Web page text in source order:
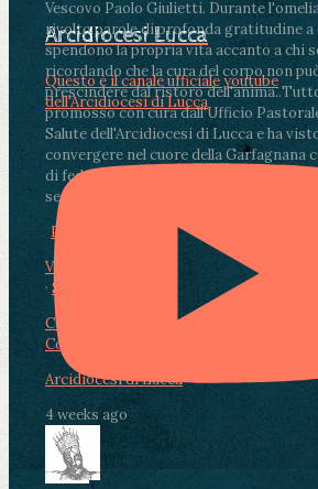
Vescovo Paolo Giulietti. Durante
rivolto parole di profonda gratitudine a
spendono la propria vita accanto a chi
ricordando che la cura del corpo non
prescindere dal ristoro dell'anima..
promosso con cura dall'Ufficio
Salute dell'Arcidiocesi di Lucca e ha
convergere nel cuore della Garfagnana
di fedeli, operatori sanitari, volontari e
segnate dalla malattia.
Photo
View on Facebook
· Share
Condividi su Facebook
Condividi su LinkedIn
Arcidiocesi di Lucca
4 weeks ago
Arcidiocesi Lucca
Questo è il canale ufficiale youtube
dell'Arcidiocesi di Lucca